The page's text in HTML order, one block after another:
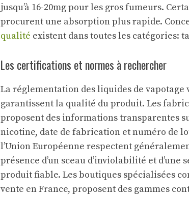
jusqu’à 16-20mg pour les gros fumeurs.
procurent une absorption plus rapide.
qualité existent dans toutes les catégories:
Les certifications et normes à rechercher
La réglementation des liquides de
garantissent la qualité du produit. Les
proposent des informations transparentes
nicotine, date de fabrication et numéro de
l’Union Européenne respectent
présence d’un sceau d’inviolabilité et
produit fiable. Les boutiques spécialisées
vente en France, proposent des gammes